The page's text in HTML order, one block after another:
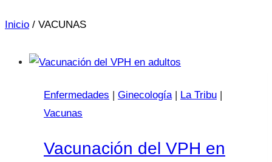
Inicio / VACUNAS
Enfermedades Ginecología| La Tribu
Vacunas
Vacunación del VPH en